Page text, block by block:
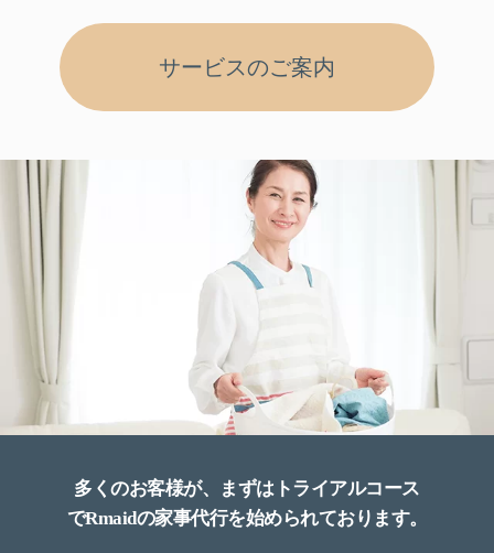
サービスのご案内
多くのお客様が、まずはトライアルコース
でRmaidの家事代行を始められております。